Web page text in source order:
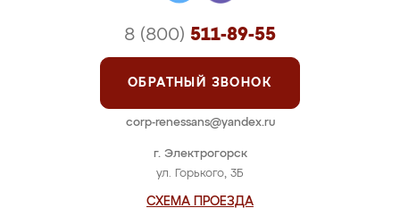
г. Электрогорск
ул. Горького, 3Б
СХЕМА ПРОЕЗДА
8 (800) 511-89-55
ОБРАТНЫЙ ЗВОНОК
corp-renessans@yandex.ru